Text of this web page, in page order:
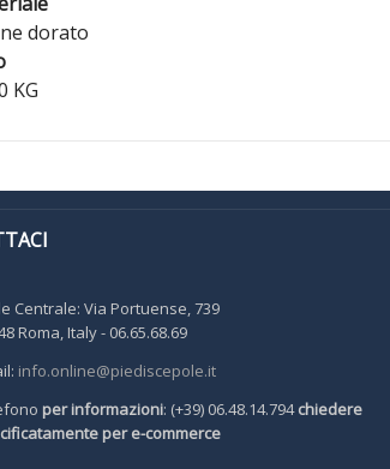
dorato
KG
Centrale: Via Portuense, 739
Roma, Italy - 06.65.68.69
info.online@piediscepole.it
per informazioni: (+39) 06.48.14.794chiedere
per e-commerce